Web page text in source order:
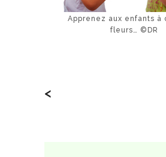
Apprenez aux enfants à
fleurs… ©DR
<